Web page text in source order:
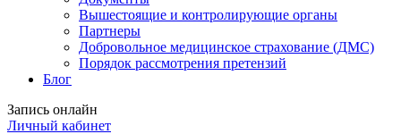
Вышестоящие и контролирующие органы
Партнеры
Добровольное медицинское страхование (ДМС)
Порядок рассмотрения претензий
Блог
Запись онлайн
Личный кабинет